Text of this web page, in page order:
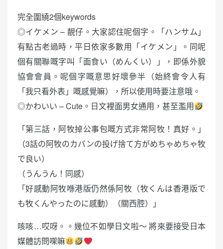
完全圍繞2個keywords
◎イケメン – 靚仔。大家認住呢個字。「ハンサム」
有點古老過時，平日依家多數用「イケメン」。同呢
個有關聯嘅字叫「面食い（めんくい）」，即係外貌
協會會員。呢個字嘅意思好壞參半（始終會令人有
「我只看外表」嘅感覺嘛），所以使用時要注意哦。
◎かわいい – Cute。日文裡面男女通用，甚至濫用
「第三話，阿牧掉公事包嘅方式非常阿牧！真好。」
（3話の阿牧のカバンの投げ捨て方がめちゃめちゃ牧
で良い）
（うんうん！同感）
「好感動阿牧喺港版仍然係阿牧（牧くんは香港版で
も牧くんやったのに感動）（關西腔）」
咳咳…哎呀。。幾位不如學日文啦～ 將來要接受日本
媒體訪問㗎嘛